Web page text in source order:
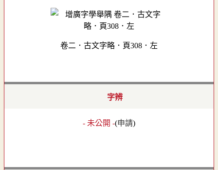
卷二．古文字略．頁308．左
字辨
- 未公開 -(申請)